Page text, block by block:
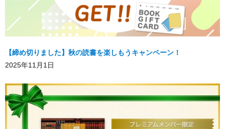
【締め切りました】秋の読書を楽しもうキャンペーン！
2025年11月1日